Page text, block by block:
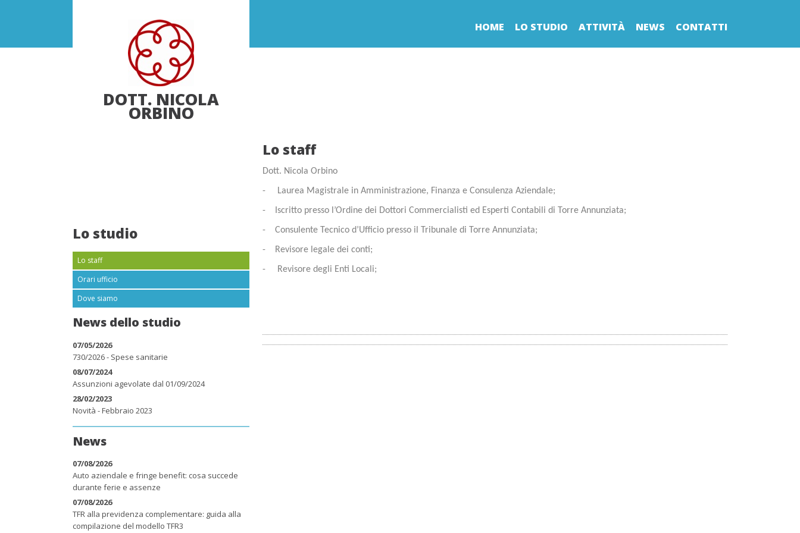
DOTT. NICOLA
ORBINO
HOME LO STUDIO ATTIVITÀ NEWS CONTATTI
Lo staff
Dott. Nicola Orbino
- Laurea Magistrale in Amministrazione, Finanza e Consulenza Aziendale;
- Iscritto presso l’Ordine dei Dottori Commercialisti ed Esperti Contabili di Torre Annunziata;
- Consulente Tecnico d’Ufficio presso il Tribunale di Torre Annunziata;
- Revisore legale dei conti;
- Revisore degli Enti Locali;
Lo studio
Lo staff
Orari ufficio
Dove siamo
News dello studio
07/05/2026
730/2026 - Spese sanitarie
08/07/2024
Assunzioni agevolate dal 01/09/2024
28/02/2023
Novità - Febbraio 2023
News
07/08/2026
Auto aziendale e fringe benefit: cosa succede
durante ferie e assenze
07/08/2026
TFR alla previdenza complementare: guida alla
compilazione del modello TFR3